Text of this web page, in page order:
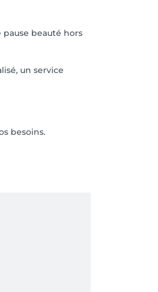
beauté hors
un service
besoins.